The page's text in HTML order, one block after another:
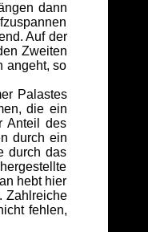
dann
Auf der
Zweiten
angeht, so
Palastes
die ein
Anteil des
durch ein
durch das
hebt hier
Zahlreiche
fehlen,